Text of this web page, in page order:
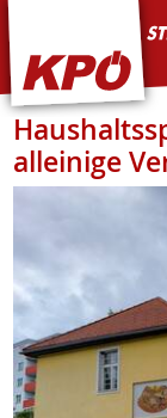
KPÖ
alleinige